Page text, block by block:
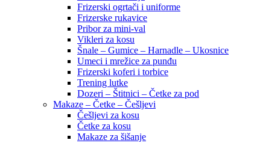
Frizerski ogrtači i uniforme
Frizerske rukavice
Pribor za mini-val
Vikleri za kosu
Šnale – Gumice – Harnadle – Ukosnice
Umeci i mrežice za punđu
Frizerski koferi i torbice
Trening lutke
Dozeri – Štitnici – Četke za pod
Makaze – Četke – Češljevi
Češljevi za kosu
Četke za kosu
Makaze za šišanje